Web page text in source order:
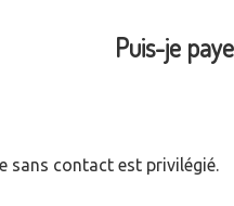
Puis-je
sans contact est privilégié.